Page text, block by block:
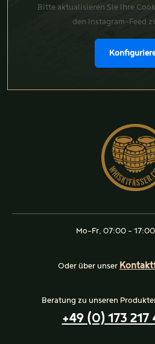
Bitte aktualisieren Sie Ihre
den Instagram-Feed
Mo-Fr, 07:00 -
Oder über unser
Beratung zu unseren
+49 (0) 173 217